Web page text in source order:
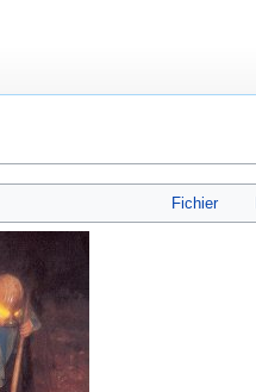
Fichier